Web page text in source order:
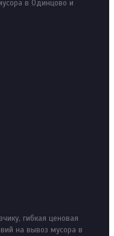
в Одинцово и
гибкая ценовая
на вывоз мусора в